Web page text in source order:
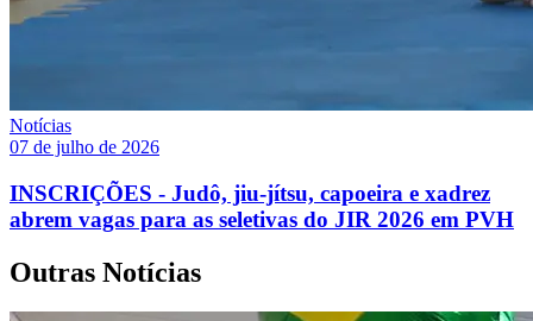
Notícias
07 de julho de 2026
INSCRIÇÕES - Judô, jiu-jítsu, capoeira e xadrez
abrem vagas para as seletivas do JIR 2026 em PVH
Outras Notícias